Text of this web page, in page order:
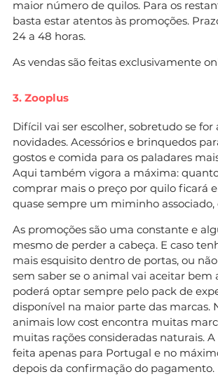
maior número de quilos. Para os
basta estar atentos às promoções.
24 a 48 horas.
As vendas são feitas exclusivamente
3. Zooplus
Difícil vai ser escolher, sobretudo se for
novidades. Acessórios e brinquedos
gostos e comida para os paladares
Aqui também vigora a máxima:
comprar mais o preço por quilo ficará
quase sempre um miminho associado,
As promoções são uma constante e
mesmo de perder a cabeça. E caso
mais esquisito dentro de portas, ou
sem saber se o animal vai aceitar bem
poderá optar sempre pelo pack de
disponível na maior parte das marcas.
animais low cost encontra muitas
muitas rações consideradas naturais.
feita apenas para Portugal e no
depois da confirmação do pagamento.